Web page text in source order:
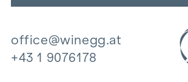
office@winegg.at
+43 1 9076178